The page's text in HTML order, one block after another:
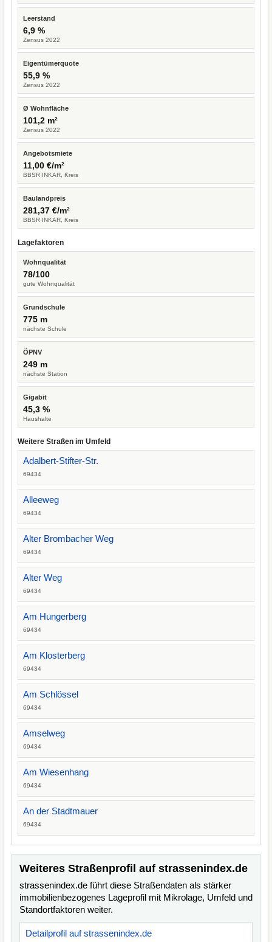
Leerstand
6,9 %
Zensus 2022
Eigentümerquote
55,9 %
Zensus 2022
Ø Wohnfläche
101,2 m²
Zensus 2022
Angebotsmiete
11,00 €/m²
BBSR INKAR, Kreis
Baulandpreis
281,37 €/m²
BBSR INKAR, Kreis
Lagefaktoren
Wohnqualität
78/100
gute Wohnqualität
Grundschule
775 m
nächste Schule
ÖPNV
249 m
nächste Station
Gigabit
45,3 %
Haushalte
Weitere Straßen im Umfeld
Adalbert-Stifter-Str.
69434
Alleeweg
69434
Alter Brombacher Weg
69434
Alter Weg
69434
Am Hungerberg
69434
Am Klosterberg
69434
Am Schlössel
69434
Amselweg
69434
Am Wiesenhang
69434
An der Stadtmauer
69434
Weiteres Straßenprofil auf strassenindex.de
strassenindex.de führt diese Straßendaten als stärker
immobilienbezogenes Lageprofil mit Mikrolage, Umfeld und
Standortfaktoren weiter.
Detailprofil auf strassenindex.de